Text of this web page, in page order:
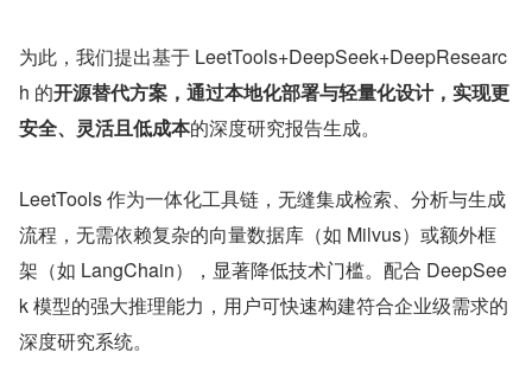
为此，我们提出基于 LeetTools+DeepSeek+DeepResearc
h 的开源替代方案，通过本地化部署与轻量化设计，实现更
安全、灵活且低成本的深度研究报告生成。
LeetTools 作为一体化工具链，无缝集成检索、分析与生成
流程，无需依赖复杂的向量数据库（如 Milvus）或额外框
架（如 LangChain），显著降低技术门槛。配合 DeepSee
k 模型的强大推理能力，用户可快速构建符合企业级需求的
深度研究系统。